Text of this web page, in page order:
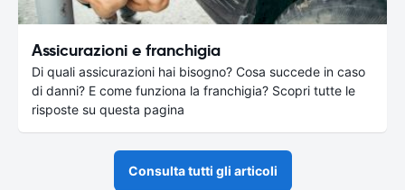
Assicurazioni e franchigia
Di quali assicurazioni hai bisogno? Cosa succede in caso
di danni? E come funziona la franchigia? Scopri tutte le
risposte su questa pagina
Consulta tutti gli articoli